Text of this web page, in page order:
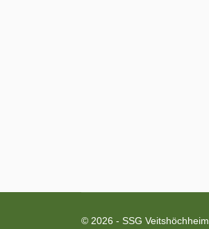
© 2026 - SSG Veitshöchheim